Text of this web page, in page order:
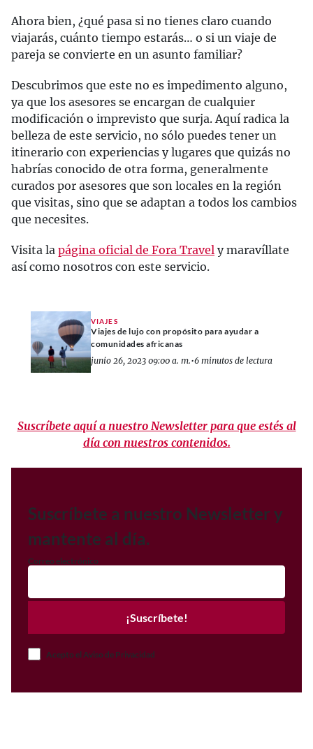
Ahora bien, ¿qué pasa si no tienes claro cuando
viajarás, cuánto tiempo estarás… o si un viaje de
pareja se convierte en un asunto familiar?
Descubrimos que este no es impedimento alguno,
ya que los asesores se encargan de cualquier
modificación o imprevisto que surja. Aquí radica la
belleza de este servicio, no sólo puedes tener un
itinerario con experiencias y lugares que quizás no
habrías conocido de otra forma, generalmente
curados por asesores que son locales en la región
que visitas, sino que se adaptan a todos los cambios
que necesites.
Visita la página oficial de Fora Travel y maravíllate
así como nosotros con este servicio.
VIAJES
Viajes de lujo con propósito para ayudar a
comunidades africanas
junio 26, 2023 09:00 a. m.•6 minutos de lectura
Suscríbete aquí a nuestro Newsletter para que estés al
día con nuestros contenidos.
Suscríbete a nuestro Newsletter y
mantente al día.
Correo electrónico
¡Suscríbete!
Acepto el Aviso de Privacidad